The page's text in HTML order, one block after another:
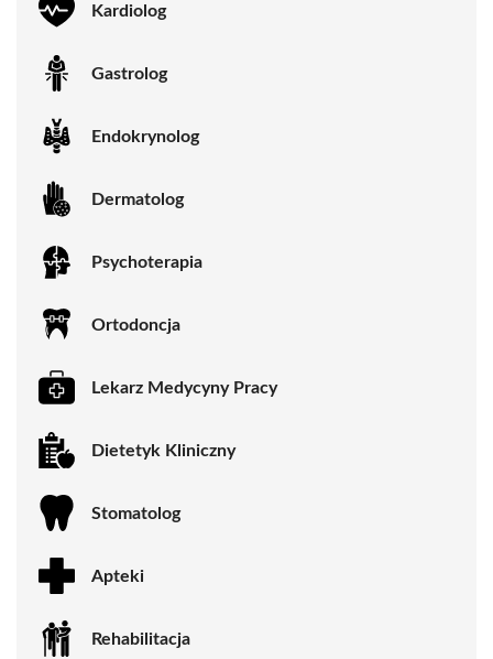
Kardiolog
Gastrolog
Endokrynolog
Dermatolog
Psychoterapia
Ortodoncja
Lekarz Medycyny Pracy
Dietetyk Kliniczny
Stomatolog
Apteki
Rehabilitacja